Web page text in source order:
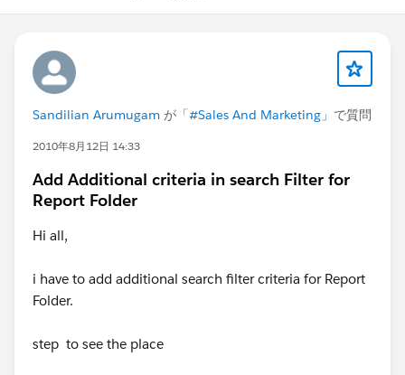
Sandilian Arumugam が「#Sales And Marketing 」で質問
2010年8月12日 14:33
Add Additional criteria in search Filter for
Report Folder
Hi all,
i have to add additional search filter criteria for Report
Folder.
step to see the place